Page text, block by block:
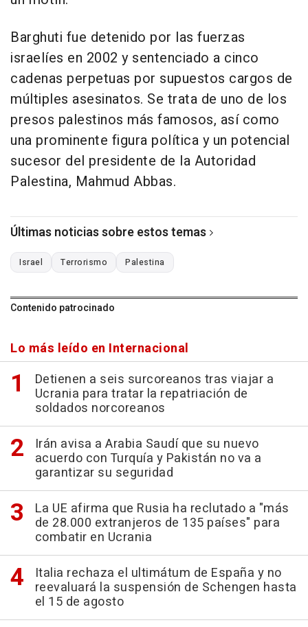
Barghuti fue detenido por las fuerzas
israelíes en 2002 y sentenciado a cinco
cadenas perpetuas por supuestos cargos de
múltiples asesinatos. Se trata de uno de los
presos palestinos más famosos, así como
una prominente figura política y un potencial
sucesor del presidente de la Autoridad
Palestina, Mahmud Abbas.
Últimas noticias sobre estos temas
Israel Terrorismo Palestina
Contenido patrocinado
Lo más leído en Internacional
Detienen a seis surcoreanos tras viajar a
Ucrania para tratar la repatriación de
soldados norcoreanos
Irán avisa a Arabia Saudí que su nuevo
acuerdo con Turquía y Pakistán no va a
garantizar su seguridad
La UE afirma que Rusia ha reclutado a "más
de 28.000 extranjeros de 135 países" para
combatir en Ucrania
Italia rechaza el ultimátum de España y no
reevaluará la suspensión de Schengen hasta
el 15 de agosto